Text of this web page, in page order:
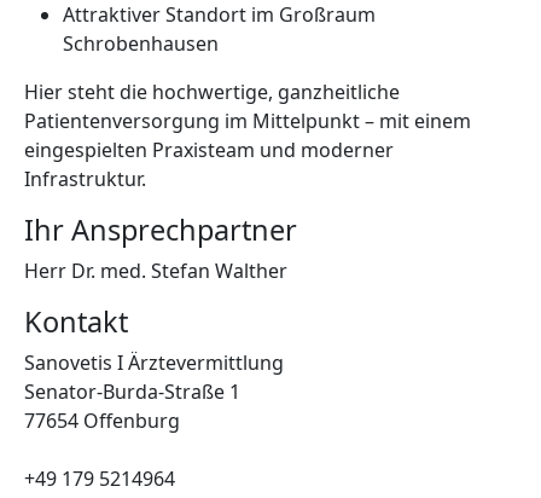
Attraktiver Standort im Großraum
Schrobenhausen
Hier steht die hochwertige, ganzheitliche
Patientenversorgung im Mittelpunkt – mit einem
eingespielten Praxisteam und moderner
Infrastruktur.
Ihr Ansprechpartner
Herr Dr. med. Stefan Walther
Kontakt
Sanovetis I Ärztevermittlung
Senator-Burda-Straße 1
77654 Offenburg
+49 179 5214964